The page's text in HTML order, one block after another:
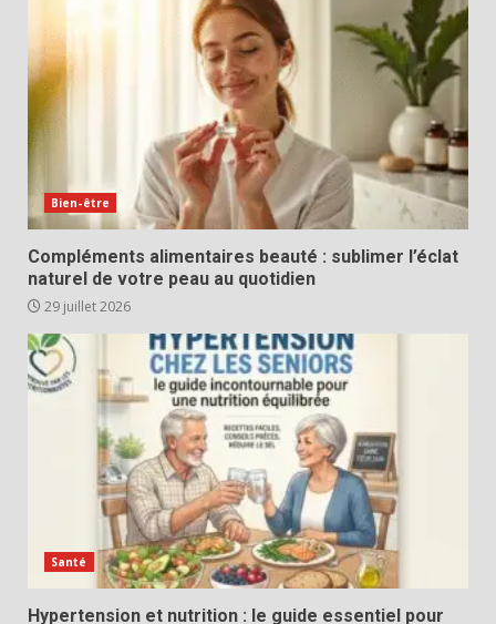
Bien-être
Compléments alimentaires beauté : sublimer l’éclat
naturel de votre peau au quotidien
29 juillet 2026
Santé
Hypertension et nutrition : le guide essentiel pour